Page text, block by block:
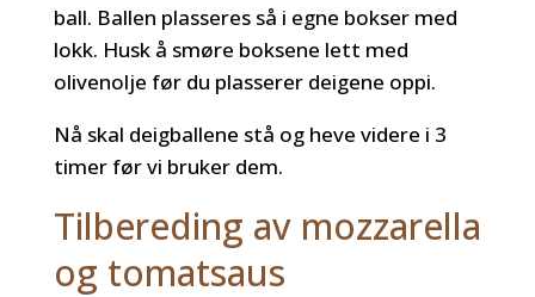
ball. Ballen plasseres så i egne bokser med
lokk. Husk å smøre boksene lett med
olivenolje før du plasserer deigene oppi.
Nå skal deigballene stå og heve videre i 3
timer før vi bruker dem.
Tilbereding av mozzarella
og tomatsaus